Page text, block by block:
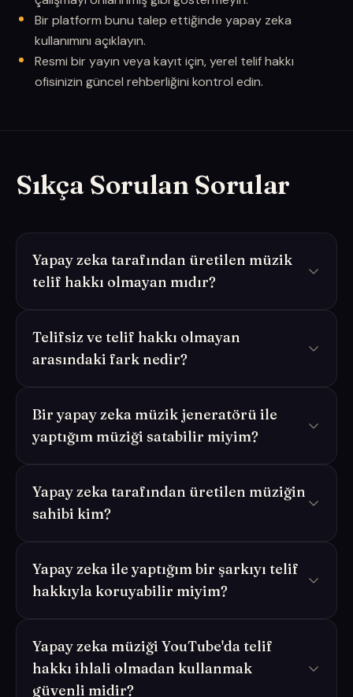
Bir platform bunu talep ettiğinde yapay zeka
kullanımını açıklayın.
Resmi bir yayın veya kayıt için, yerel telif hakkı
ofisinizin güncel rehberliğini kontrol edin.
Sıkça Sorulan Sorular
Yapay zeka tarafından üretilen müzik
telif hakkı olmayan mıdır?
Telifsiz ve telif hakkı olmayan
arasındaki fark nedir?
Bir yapay zeka müzik jeneratörü ile
yaptığım müziği satabilir miyim?
Yapay zeka tarafından üretilen müziğin
sahibi kim?
Yapay zeka ile yaptığım bir şarkıyı telif
hakkıyla koruyabilir miyim?
Yapay zeka müziği YouTube'da telif
hakkı ihlali olmadan kullanmak
güvenli midir?